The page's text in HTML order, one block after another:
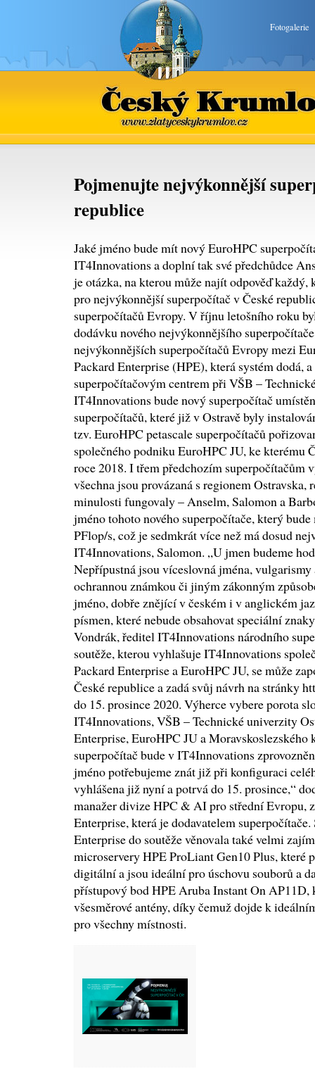
Fotogalerie
Český Krumlov
www.zlatyceskykrumlov.cz
Pojmenujte nejvýkonnější
republice
Jaké jméno bude mít nový EuroHPC
IT4Innovations a doplní tak své předchůdce
je otázka, na kterou může najít odpověď každý,
pro nejvýkonnější superpočítač v České
superpočítačů Evropy. V říjnu letošního roku
dodávku nového nejvýkonnějšího
nejvýkonnějších superpočítačů Evropy mezi
Packard Enterprise (HPE), která systém dodá,
superpočítačovým centrem při VŠB –
IT4Innovations bude nový superpočítač
superpočítačů, které již v Ostravě byly
tzv. EuroHPC petascale superpočítačů
společného podniku EuroHPC JU, ke kterému
roce 2018. I třem předchozím superpočítačům
všechna jsou provázaná s regionem Ostravska,
minulosti fungovaly – Anselm, Salomon a
jméno tohoto nového superpočítače, který
PFlop/s, což je sedmkrát více než má dosud
IT4Innovations, Salomon. „U jmen budeme
Nepřípustná jsou víceslovná jména,
ochrannou známkou či jiným zákonným
jméno, dobře znějící v českém i v anglickém
písmen, které nebude obsahovat speciální
Vondrák, ředitel IT4Innovations národního
soutěže, kterou vyhlašuje IT4Innovations
Packard Enterprise a EuroHPC JU, se může
České republice a zadá svůj návrh na stránky
do 15. prosince 2020. Výherce vybere porota
IT4Innovations, VŠB – Technické univerzity
Enterprise, EuroHPC JU a Moravskoslezského
superpočítač bude v IT4Innovations
jméno potřebujeme znát již při konfiguraci
vyhlášena již nyní a potrvá do 15. prosince,“
manažer divize HPC & AI pro střední Evropu,
Enterprise, která je dodavatelem
Enterprise do soutěže věnovala také velmi
microservery HPE ProLiant Gen10 Plus, které
digitální a jsou ideální pro úschovu souborů a
přístupový bod HPE Aruba Instant On
všesměrové antény, díky čemuž dojde k
pro všechny místnosti.